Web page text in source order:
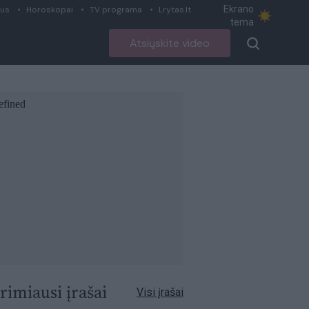
Horoskopai TV programa Lrytas.lt
Ekrano
tema
Atsiųskite video
įrašai Visi įrašai